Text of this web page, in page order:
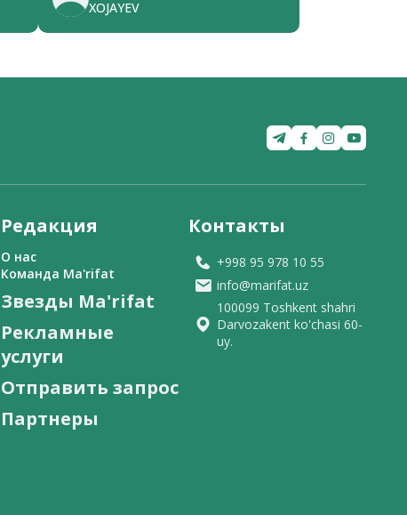
XOJAYEV
Редакция
О нас
Команда Ma'rifat
Звезды Ma'rifat
Рекламные
услуги
Отправить запрос
Партнеры
Контакты
+998 95 978 10 55
info@marifat.uz
100099 Toshkent shahri
Darvozakent ko'chasi 60-
uy.